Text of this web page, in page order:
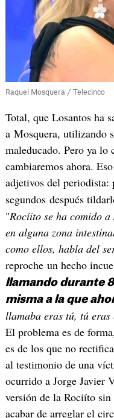
Raquel Mosquera / Telecinco
Total, que Losantos ha
a Mosquera, utilizando
maleducado. Pero ya lo
cambiaremos ahora.
adjetivos del
segundos después
"Rocíito se ha comido
en alguna zona
como ellos, habla del
reproche un hecho
llamando durante
misma a la que
llamaba eras tú, tú
El problema es de
es de los que no
al testimonio de una
ocurrido a Jorge Javier
versión de la Rociíto
acabar de arreglar el